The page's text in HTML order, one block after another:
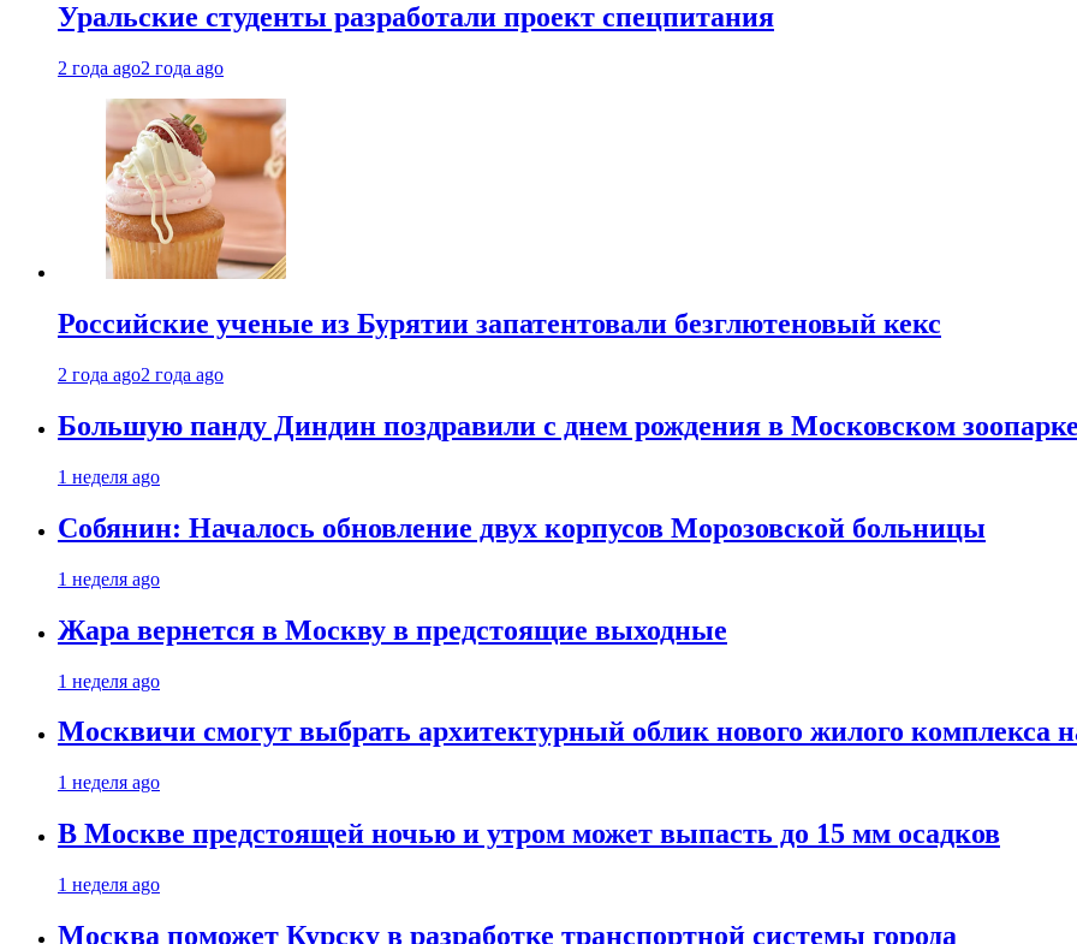
Уральские студенты разработали проект спецпитания
2 года ago2 года ago
Российские ученые из Бурятии запатентовали безглютеновый кекс
2 года ago2 года ago
Большую панду Диндин поздравили с днем рождения в Московском зоопарке
1 неделя ago
Собянин: Началось обновление двух корпусов Морозовской больницы
1 неделя ago
Жара вернется в Москву в предстоящие выходные
1 неделя ago
Москвичи смогут выбрать архитектурный облик нового жилого комплекса
1 неделя ago
В Москве предстоящей ночью и утром может выпасть до 15 мм осадков
1 неделя ago
Москва поможет Курску в разработке транспортной системы города